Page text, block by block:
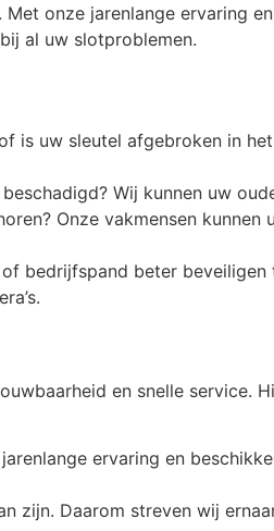
onze jarenlange ervaring
al uw slotproblemen.
is uw sleutel afgebroken in
Wij kunnen uw
Onze vakmensen
bedrijfspand beter
en snelle service.
ervaring en
zijn. Daarom streven wij